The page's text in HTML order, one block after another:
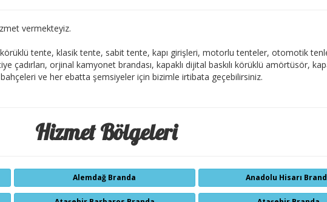
vermekteyiz.
körüklü tente, klasik tente, sabit tente, kapı girişleri, motorlu tenteler, otomotik
çadırları, orjinal kamyonet brandası, kapaklı dijital baskılı körüklü amörtüsör,
bahçeleri ve her ebatta şemsiyeler için bizimle irtibata geçebilirsiniz.
Hizmet Bölgeleri
Alemdağ Branda Anadolu Hisarı